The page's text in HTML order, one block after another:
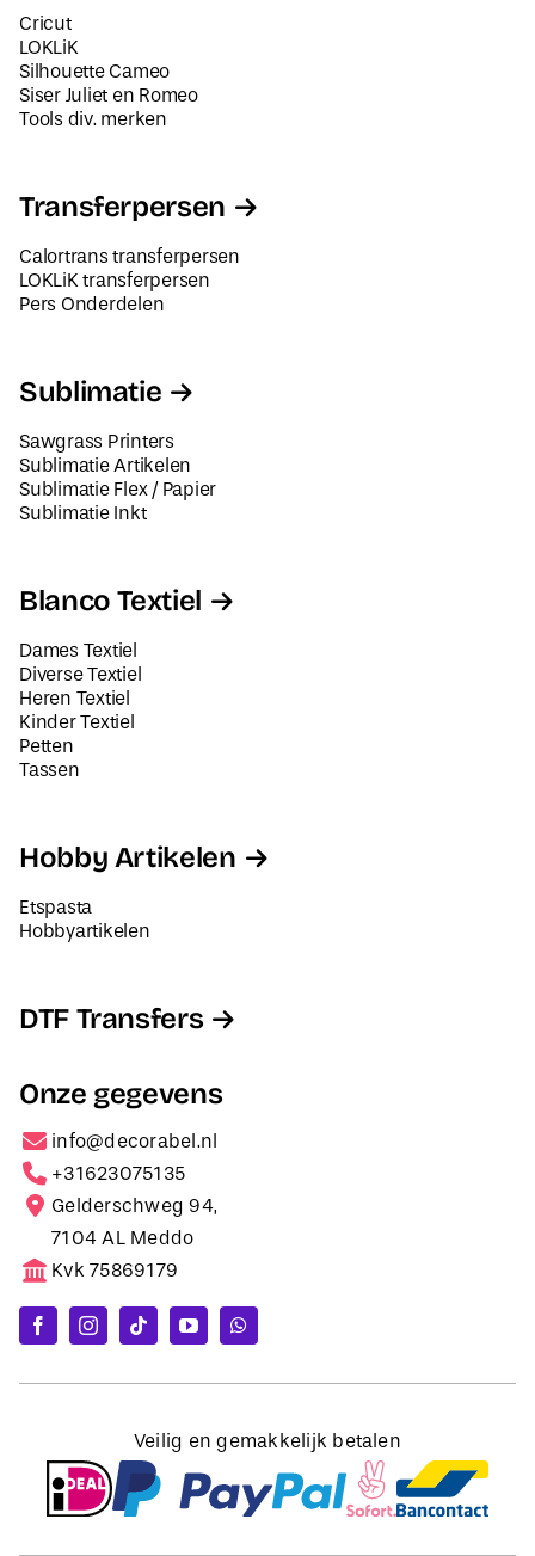
Cricut
LOKLiK
Silhouette Cameo
Siser Juliet en Romeo
Tools div. merken
Transferpersen
Calortrans transferpersen
LOKLiK transferpersen
Pers Onderdelen
Sublimatie
Sawgrass Printers
Sublimatie Artikelen
Sublimatie Flex / Papier
Sublimatie Inkt
Blanco Textiel
Dames Textiel
Diverse Textiel
Heren Textiel
Kinder Textiel
Petten
Tassen
Hobby Artikelen
Etspasta
Hobbyartikelen
DTF Transfers
Onze gegevens
info@decorabel.nl
+31623075135
Gelderschweg 94,
7104 AL Meddo
Kvk 75869179
Veilig en gemakkelijk betalen